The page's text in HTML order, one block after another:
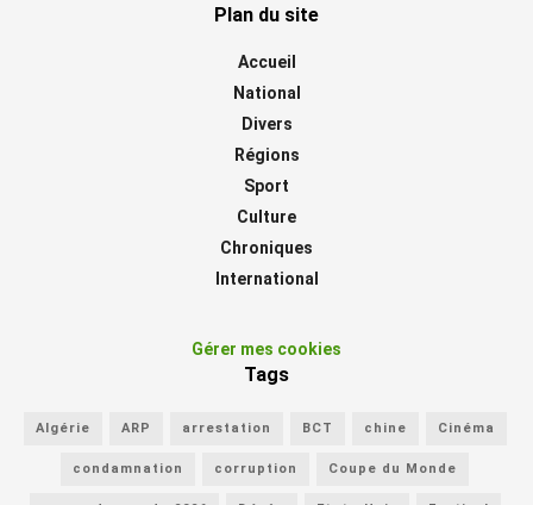
Plan du site
Accueil
National
Divers
Régions
Sport
Culture
Chroniques
International
Gérer mes cookies
Tags
Algérie ARP arrestation BCT chine Cinéma
condamnation corruption Coupe du Monde